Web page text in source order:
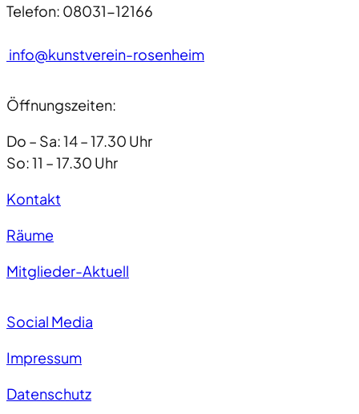
Telefon: 08031-12166
info@kunstverein-rosenheim
Öffnungszeiten:
Do – Sa: 14 – 17.30 Uhr
So: 11 – 17.30 Uhr
Kontakt
Räume
Mitglieder-Aktuell
Social Media
Impressum
Datenschutz